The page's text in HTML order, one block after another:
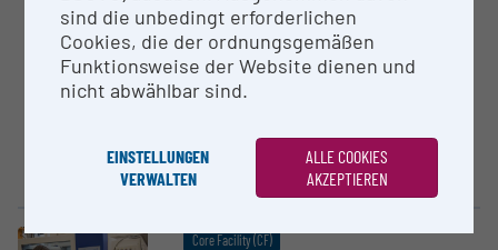
Mit diesem Laser-
Präparationsmikroskop können
Gewebe- bzw. Zellteile aus
mikroskopischen Schnitten für
Untersuchungen
herausgeschnitten...
Core Facility (CF)
sind die unbedingt erforderlichen
Cookies, die der ordnungsgemäßen
Funktionsweise der Website dienen und
nicht abwählbar sind.
EINSTELLUNGEN
VERWALTEN
ALLE COOKIES
AKZEPTIEREN